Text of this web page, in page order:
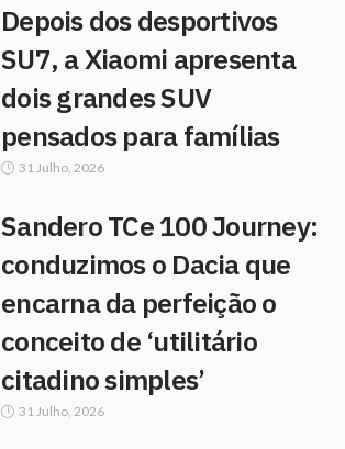
Depois dos desportivos
SU7, a Xiaomi apresenta
dois grandes SUV
pensados para famílias
31 Julho, 2026
Sandero TCe 100 Journey:
conduzimos o Dacia que
encarna da perfeição o
conceito de ‘utilitário
citadino simples’
31 Julho, 2026